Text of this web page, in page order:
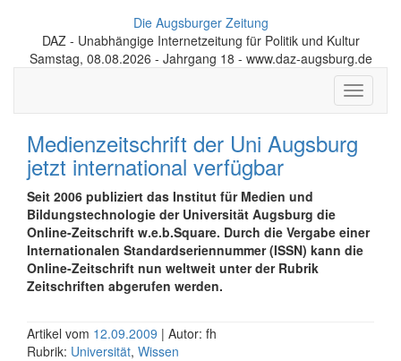
Die Augsburger Zeitung
DAZ - Unabhängige Internetzeitung für Politik und Kultur
Samstag, 08.08.2026 - Jahrgang 18 - www.daz-augsburg.de
Toggle
Medienzeitschrift der Uni Augsburg
jetzt international verfügbar
Seit 2006 publiziert das Institut für Medien und
Bildungstechnologie der Universität Augsburg die
Online-Zeitschrift w.e.b.Square. Durch die Vergabe einer
Internationalen Standardseriennummer (ISSN) kann die
Online-Zeitschrift nun weltweit unter der Rubrik
Zeitschriften abgerufen werden.
Artikel vom 12.09.2009 | Autor: fh
Rubrik: Universität, Wissen